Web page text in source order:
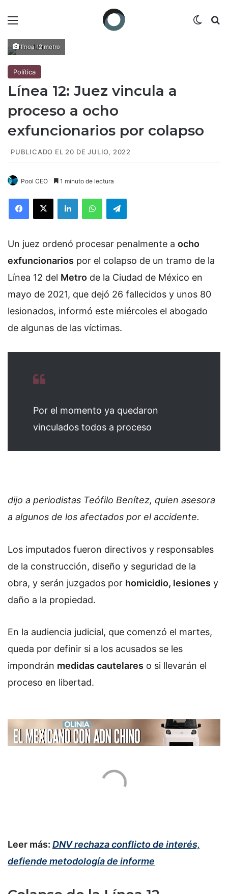
linea 12 metro
Política
Línea 12: Juez vincula a
proceso a ocho
exfuncionarios por colapso
PUBLICADO EL 20 DE JULIO, 2022
Pool CEO 1 minuto de lectura
Un juez ordenó procesar penalmente a ocho
exfuncionarios por el colapso de un tramo de la
Línea 12 del Metro de la Ciudad de México en
mayo de 2021, que dejó 26 fallecidos y unos 80
lesionados, informó este miércoles el abogado
de algunas de las víctimas.
Por el momento ya quedaron
vinculados todos a proceso
dijo a periodistas Teófilo Benítez, quien asesora
a algunos de los afectados por el accidente.
Los imputados fueron directivos y responsables
de la construcción, diseño y seguridad de la
obra, y serán juzgados por homicidio, lesiones y
daño a la propiedad.
En la audiencia judicial, que comenzó el martes,
queda por definir si a los acusados se les
impondrán medidas cautelares o si llevarán el
proceso en libertad.
Leer más: DNV rechaza conflicto de interés,
defiende metodología de informe